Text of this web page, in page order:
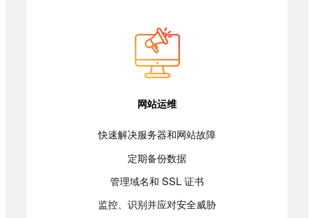
网站运维
快速解决服务器和网站故障
定期备份数据
管理域名和 SSL 证书
监控、识别并应对安全威胁